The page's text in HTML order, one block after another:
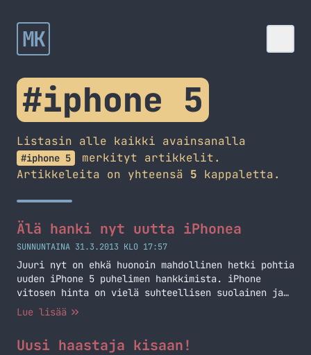
MK
#iphone 5
Listasin alle kaikki avainsanalla
#iphone 5
merkityt artikkelit.
Artikkeleita on yhteensä 5 kappaletta.
Älä hanki nyt uutta iPhonea
SUNNUNTAINA 31.3.2013 KLO 17:57
Juuri nyt on ehkä huonoin mahdollinen hetki pohtia
uuden iPhone 5 puhelimen hankkimista. iPhone
vitosen hinta on vielä suhteellisen suolainen ja
tällä hetkellä huhutaan, että kesällä olisi
jälkeen. Kun uusi iPhone tulee niin vanhan iPhonen
Lue lisää
Uusi haastaja kisaan!